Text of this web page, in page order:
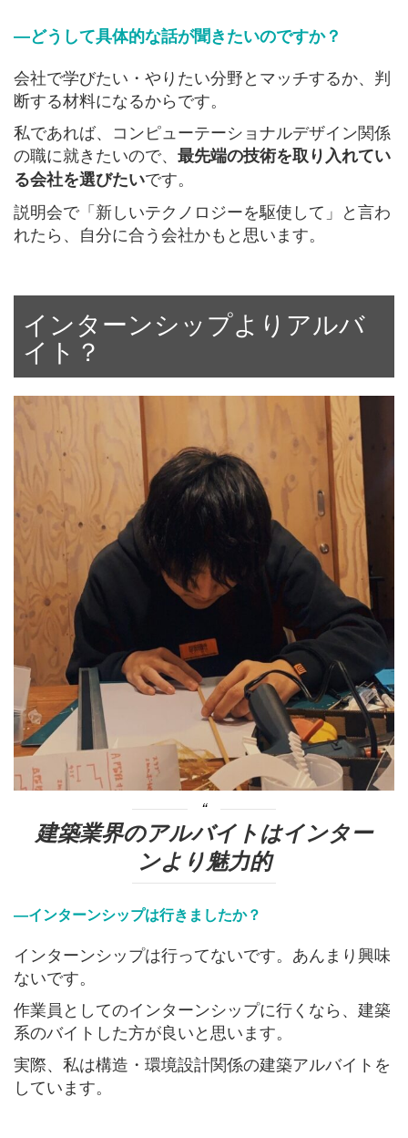
―どうして具体的な話が聞きたいのですか？
会社で学びたい・やりたい分野とマッチするか、判
断する材料になるからです。
私であれば、コンピューテーショナルデザイン関係
の職に就きたいので、 最先端の技術を取り入れてい
る会社を選びたいです。
説明会で「新しいテクノロジーを駆使して」と言わ
れたら、自分に合う会社かもと思います。
インターンシップよりアルバ
イト？
建築業界のアルバイトはインター
ンより魅力的
―インターンシップは行きましたか？
インターンシップは行ってないです。あんまり興味
ないです。
作業員としてのインターンシップに行くなら、建築
系のバイトした方が良いと思います。
実際、私は構造・環境設計関係の建築アルバイトを
しています。